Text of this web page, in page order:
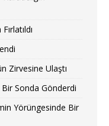
Zirvesine Ulaştı
Bir Sonda Gönderdi
Yörüngesinde Bir